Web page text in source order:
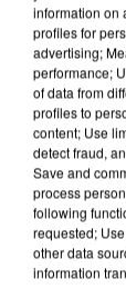
APRÈS
DE FAUNE
information on
profiles for
advertising;
performance;
of data from
profiles to
content; Use
detect fraud,
Save and
process
following
requested;
other data
information